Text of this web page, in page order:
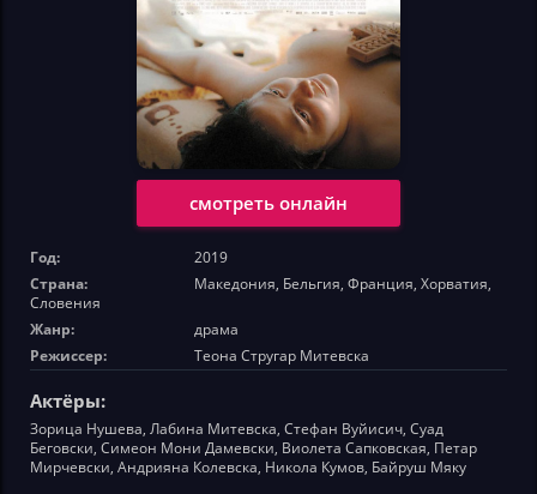
смотреть онлайн
Год:
2019
Страна:
Македония, Бельгия, Франция, Хорватия,
Словения
Жанр:
драма
Режиссер:
Теона Стругар Митевска
Актёры:
Зорица Нушева, Лабина Митевска, Стефан Вуйисич, Суад
Беговски, Симеон Мони Дамевски, Виолета Сапковская, Петар
Мирчевски, Андрияна Колевска, Никола Кумов, Байруш Мяку